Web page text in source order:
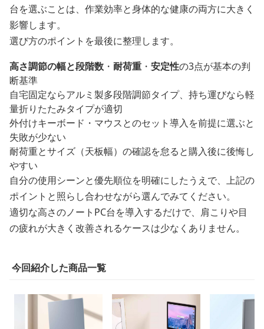
台を選ぶことは、作業効率と身体的な健康の両方に大きく
影響します。
選び方のポイントを最後に整理します。
高さ調節の幅と段階数 ・ 耐荷重 ・ 安定性の3点が基本の判
断基準
自宅固定ならアルミ製多段階調節タイプ、持ち運びなら軽
量折りたたみタイプが適切
外付けキーボード・マウスとのセット導入を前提に選ぶと
失敗が少ない
耐荷重とサイズ（天板幅）の確認を怠ると購入後に後悔し
やすい
自分の使用シーンと優先順位を明確にしたうえで、上記の
ポイントと照らし合わせながら選んでみてください。
適切な高さのノートPC台を導入するだけで、肩こりや目
の疲れが大きく改善されるケースは少なくありません。
今回紹介した商品一覧